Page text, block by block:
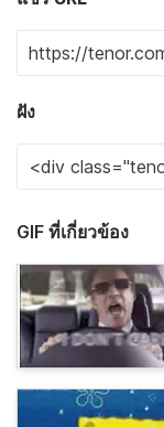
ฝัง
GIF ที่เกี่ยวข้อง